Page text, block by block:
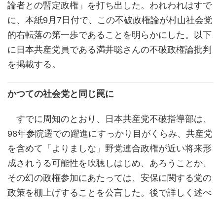
論者との暫定政権」を打ち出した。われわれはすで
に、本紙9月7日付で、この不破政権論が村山社会党
的右転落の第一歩であることを明らかにした。以下
に日本共産党員である満井聡さんの不破政権論批判
を掲載する。
かつての社会党と同じ罠に
すでに周知のとおり、日本共産党不破指導部は、
98年参院選での躍進にすっかり目がくらみ、共産党
を含めて「よりましな」野党連合政権が近い将来形
成されうる可能性を吹聴しはじめ、あろうことか、
その幻の政権参加にあたっては、安保に関する党の
政策を棚上げすることを公言した。後で詳しく述べ